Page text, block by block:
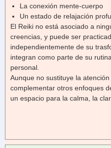
La conexión mente-cuerpo
Un estado de relajación
El Reiki no está asociado a
creencias, y puede ser
independientemente de su
integran como parte de su
personal.
Aunque no sustituye la
complementar otros enfoques
un espacio para la calma, la